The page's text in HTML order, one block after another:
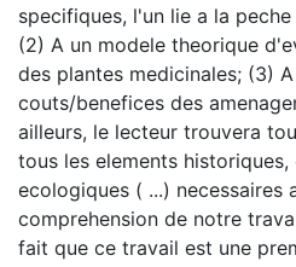
specifiques, l'un lie a la
(2) A un modele theorique
des plantes medicinales; (3)
couts/benefices des
ailleurs, le lecteur trouvera
tous les elements historiques,
ecologiques ( ...) necessaires
comprehension de notre
fait que ce travail est une